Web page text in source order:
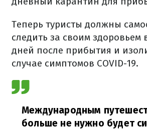
Теперь туристы должны
следить за своим здоровьем
дней после прибытия и
случае симптомов COVID-19.
Международным
больше не нужно будет